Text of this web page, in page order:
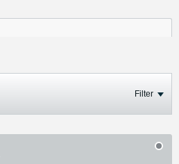
Filter